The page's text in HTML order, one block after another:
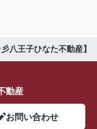
王子ひなた不動産】
動産
お問い合わせ